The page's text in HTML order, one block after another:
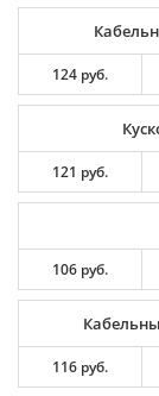
124 руб.
121 руб.
106 руб.
116 руб.